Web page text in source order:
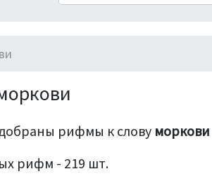
рифмы к слову моркови
рифм - 219 шт.